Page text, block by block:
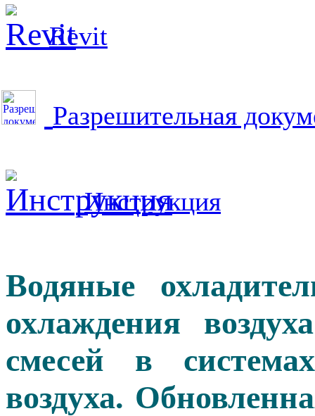
Revit
Разрешительная
Инструкция
Водяные
охлаждения
смесей в
воздуха.